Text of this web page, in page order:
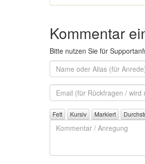
Kommentar
Bitte nutzen Sie für
Name
oder
Alias
Email
(für
Rückfrage)
Kommentar
/
Anregung